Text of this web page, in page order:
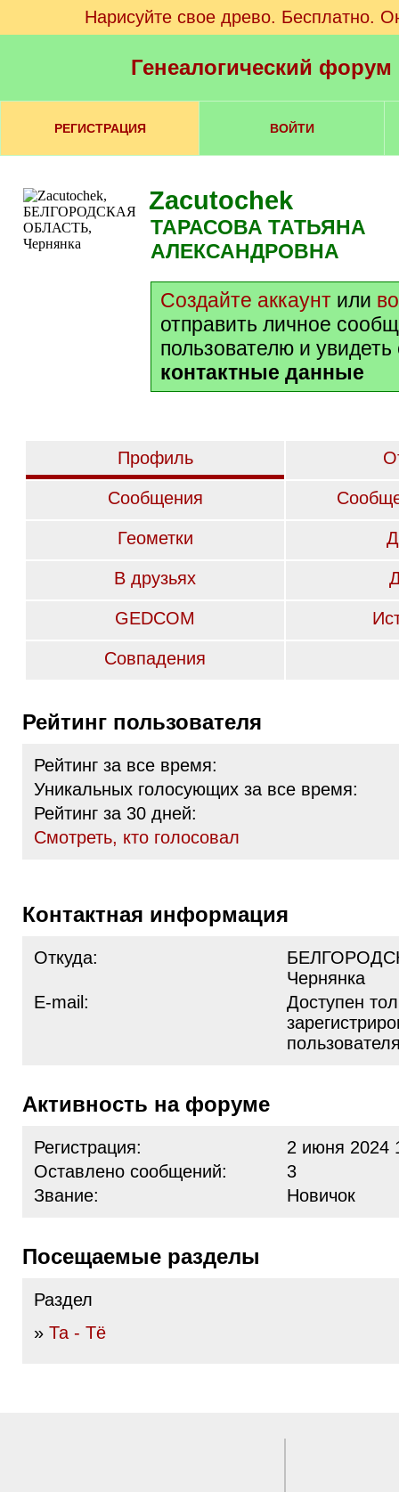
Нарисуйте свое древо. Бесплатно.
Генеалогический
РЕГИСТРАЦИЯ ВОЙТИ
Zacutochek
ТАРАСОВА ТАТЬЯНА
АЛЕКСАНДРОВНА
Создайте аккаунт или
отправить личное
пользователю и
контактные данные
Профиль
Сообщения
Геометки
В друзьях
GEDCOM
Совпадения
Рейтинг пользователя
Рейтинг за все время:
Уникальных голосующих за все время:
Рейтинг за 30 дней:
Cмотреть, кто голосовал
Контактная информация
Откуда:
Чернянка
E-mail:
Доступен
Активность на форуме
Регистрация:
2 июня 2024
Оставлено сообщений:
3
Звание:
Новичок
Посещаемые разделы
Раздел
» Та - Тё